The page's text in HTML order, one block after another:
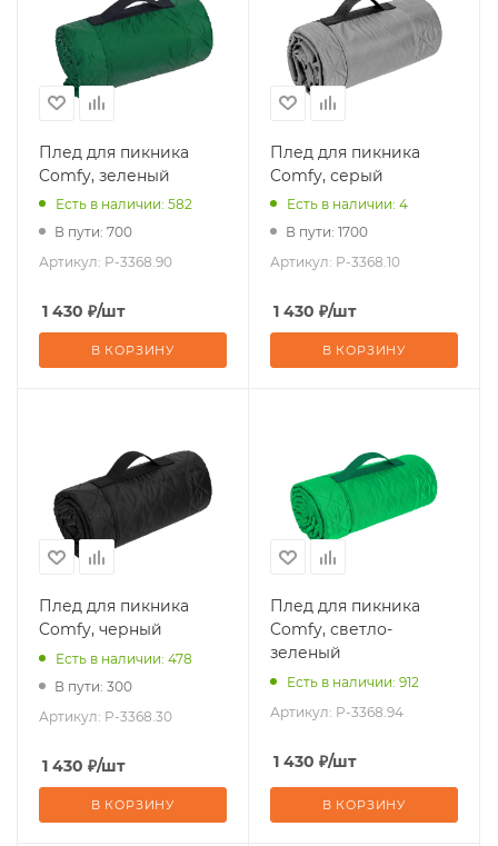
Плед для пикника
Comfy, зеленый
Есть в наличии: 582
В пути: 700
Артикул: P-3368.90
1 430 ₽/шт
В КОРЗИНУ
Плед для пикника
Comfy, серый
Есть в наличии: 4
В пути: 1700
Артикул: P-3368.10
1 430 ₽/шт
В КОРЗИНУ
Плед для пикника
Comfy, черный
Есть в наличии: 478
В пути: 300
Артикул: P-3368.30
1 430 ₽/шт
В КОРЗИНУ
Плед для пикника
Comfy, светло-
зеленый
Есть в наличии: 912
Артикул: P-3368.94
1 430 ₽/шт
В КОРЗИНУ